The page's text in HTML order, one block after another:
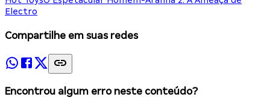
Electro
Compartilhe em suas redes
Encontrou algum erro neste conteúdo?